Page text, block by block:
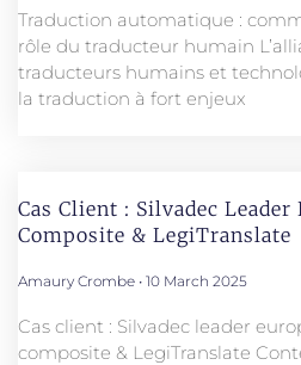
Traduction automatique :
rôle du traducteur humain
traducteurs humains et
la traduction à fort enjeux
Cas Client : Silvadec Leader
Composite & LegiTranslate
Amaury Crombe 10 March 2025
Cas client : Silvadec leader
composite & LegiTranslate